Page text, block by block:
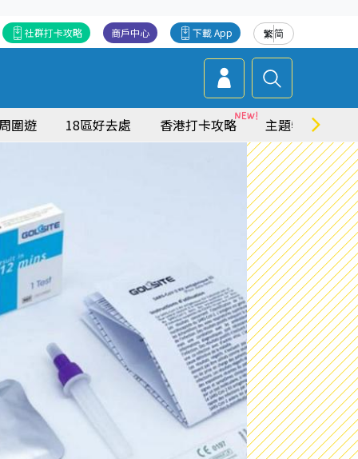
繁简
下載 App
商戶中心
社群打卡攻略
圍遊 18區好去處 香港打卡攻略 主題特集